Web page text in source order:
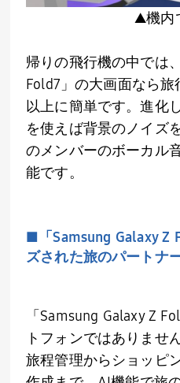
▲機内
帰りの飛行機の中では
Fold7 」の大画面なら
以上に簡単です。進化
を使えば背景のノイズ
のメンバーのボーカル
能です。
■「Samsung Galaxy Z
ズされた旅のパートナ
「 Samsung Galaxy Z
トフォンではありません
旅程管理からショッピ